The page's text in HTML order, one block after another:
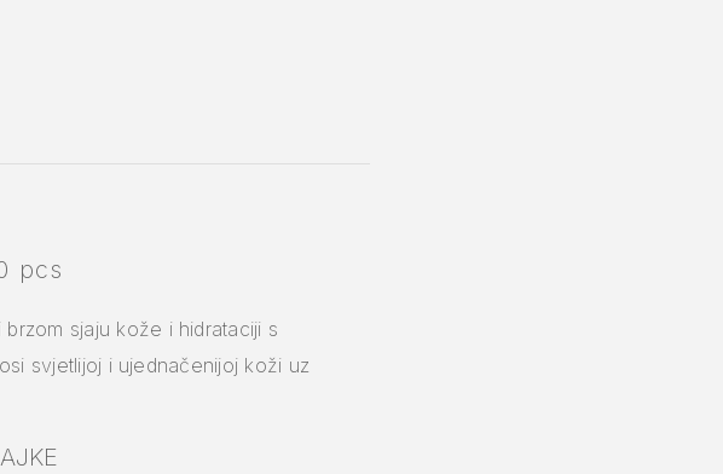
pcs
sjaju kože i hidrataciji s
svjetlijoj i ujednačenijoj koži uz